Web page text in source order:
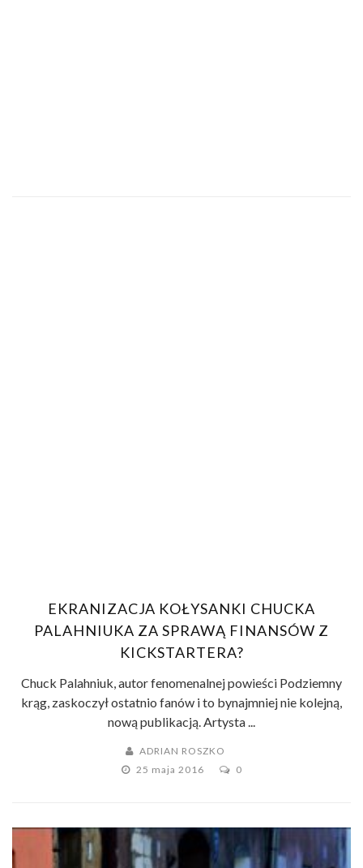
EKRANIZACJA KOŁYSANKI CHUCKA
PALAHNIUKA ZA SPRAWĄ FINANSÓW Z
KICKSTARTERA?
Chuck Palahniuk, autor fenomenalnej powieści Podziemny
krąg, zaskoczył ostatnio fanów i to bynajmniej nie kolejną,
nową publikacją. Artysta ...
ADRIAN ROSZKO
25 maja 2016
0